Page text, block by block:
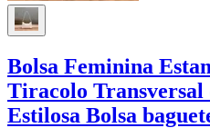
Bolsa Feminina
Tiracolo Transversal
Estilosa Bolsa